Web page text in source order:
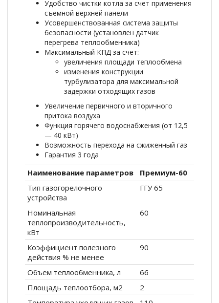
Удобство чистки котла за счет применения
съемной верхней панели
Усовершенствованная система защиты
безопасности (установлен датчик
перегрева теплообменника)
Максимальный КПД за счет:
увеличения площади теплообмена
изменения конструкции
турбулизатора для максимальной
задержки отходящих газов
Увеличение первичного и вторичного
притока воздуха
Функция горячего водоснабжения (от 12,5
— 40 кВт)
Возможность перехода на сжиженный газ
Гарантия 3 года
Наименование параметров
Премиум-60
Тип газогорелочного
устройства
ГГУ 65
Номинальная
теплопроизводительность,
кВт
60
Коэффициент полезного
действия % не менее
90
Объем теплообменника, л
66
Площадь теплоотбора, м2
2